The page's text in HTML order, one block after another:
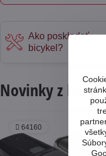
Novinky z blogu
64160
Ako poskladať
bicykel?